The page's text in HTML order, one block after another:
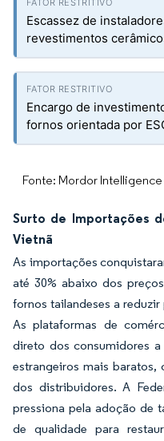
Escassez de
revestimentos
Encargo de
fornos orientada por
Fonte: Mordor Intelligence
Surto de Importações
Vietnã
As importações
até 30% abaixo dos
fornos tailandeses a
As plataformas de
direto dos consumidores
estrangeiros mais
dos distribuidores. A
pressiona pela adoção de
de qualidade para